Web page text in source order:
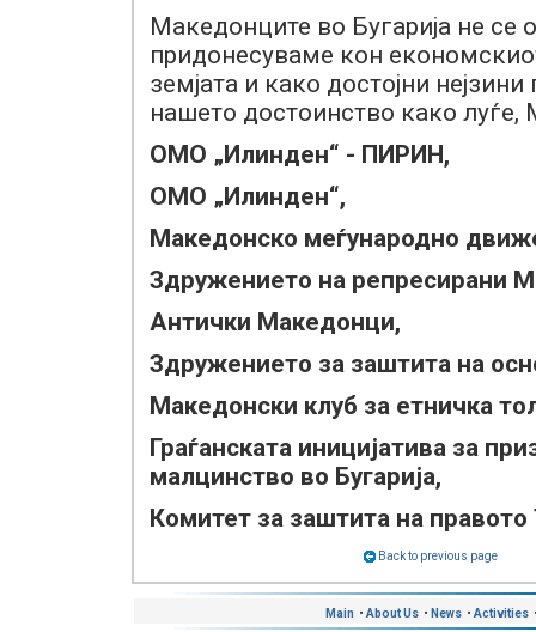
Македонците во Бугарија не се
придонесуваме кон
земјата и како достојни
нашето достоинство како луѓе,
ОМО „Илинден“ - ПИРИН,
ОМО „Илинден“,
Македонско меѓународно
Здружението на репресирани
Антички Македонци,
Здружението за заштита на
Македонски клуб за етничка
Граѓанската иницијатива за
малцинство во Бугарија,
Комитет за заштита на правото
Back to previous page
Main • About Us • News • Activities